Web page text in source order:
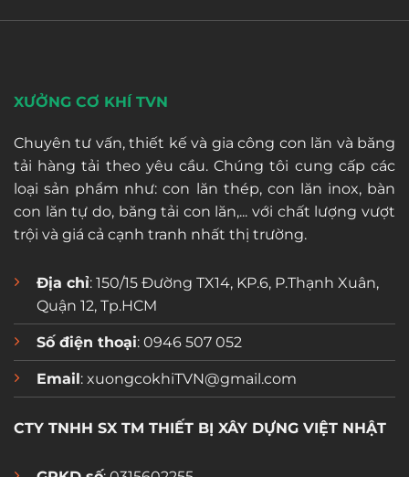
XƯỞNG CƠ KHÍ TVN
Chuyên tư vấn, thiết kế và gia công con lăn và băng
tải hàng tải theo yêu cầu. Chúng tôi cung cấp các
loại sản phẩm như: con lăn thép, con lăn inox, bàn
con lăn tự do, băng tải con lăn,... với chất lượng vượt
trội và giá cả cạnh tranh nhất thị trường.
Địa chỉ: 150/15 Đường TX14, KP.6, P.Thạnh Xuân,
Quận 12, Tp.HCM
Số điện thoại: 0946 507 052
Email: xuongcokhiTVN@gmail.com
CTY TNHH SX TM THIẾT BỊ XÂY DỰNG VIỆT NHẬT